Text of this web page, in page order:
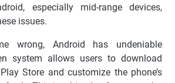
especially mid-range devices,
issues.
wrong, Android has undeniable
system allows users to download
Store and customize the phone’s